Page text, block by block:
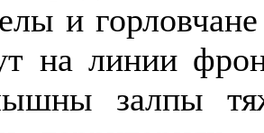
и
на линии
залпы